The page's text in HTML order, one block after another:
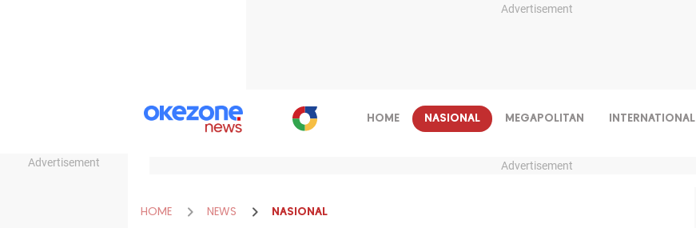
Advertisement
Advertisement
HOME NASIONAL MEGAPOLITAN INTERNATIONAL
Advertisement
HOME NEWS NASIONAL